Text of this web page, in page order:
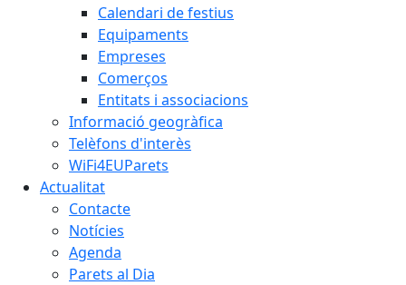
Calendari de festius
Equipaments
Empreses
Comerços
Entitats i associacions
Informació geogràfica
Telèfons d'interès
WiFi4EUParets
Actualitat
Contacte
Notícies
Agenda
Parets al Dia